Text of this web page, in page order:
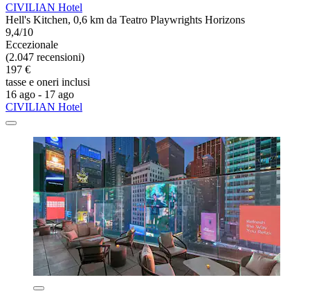
CIVILIAN Hotel
Hell's Kitchen, 0,6 km da Teatro Playwrights Horizons
9,4/10
Eccezionale
(2.047 recensioni)
197 €
tasse e oneri inclusi
16 ago - 17 ago
CIVILIAN Hotel